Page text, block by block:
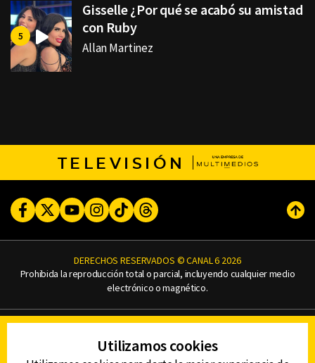
Gisselle ¿Por qué se acabó su amistad
con Ruby
Allan Martinez
TELEVISIÓN
FacebookTwitterYoutubeInstagram
TikTokThreads
DERECHOS RESERVADOS © CANAL 6 2026
Prohibida la reproducción total o parcial, incluyendo cualquier medio
electrónico o magnético.
AVISO DE PRIVACIDAD
AVISO LEGAL
Utilizamos cookies